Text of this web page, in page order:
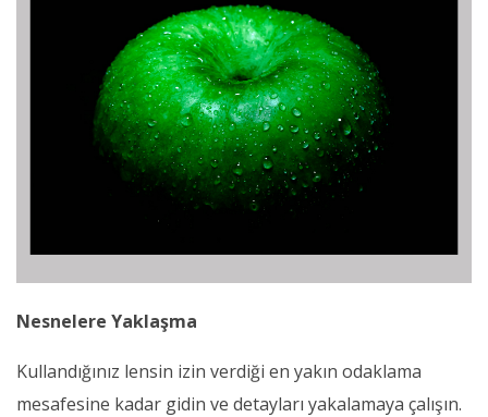
Nesnelere Yaklaşma
Kullandığınız lensin izin verdiği en yakın odaklama
mesafesine kadar gidin ve detayları yakalamaya çalışın.